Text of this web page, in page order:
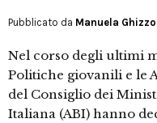
Pubblicato da Manuela
Nel corso degli ultimi
Politiche giovanili e le
del Consiglio dei
Italiana (ABI) hanno